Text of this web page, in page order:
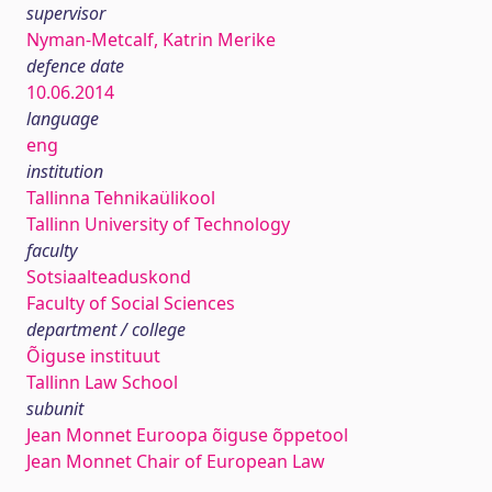
supervisor
Nyman-Metcalf, Katrin Merike
defence date
10.06.2014
language
eng
institution
Tallinna Tehnikaülikool
Tallinn University of Technology
faculty
Sotsiaalteaduskond
Faculty of Social Sciences
department / college
Õiguse instituut
Tallinn Law School
subunit
Jean Monnet Euroopa õiguse õppetool
Jean Monnet Chair of European Law